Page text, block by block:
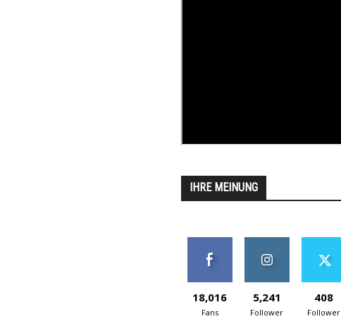
IHRE MEINUNG
18,016
Fans
5,241
Follower
408
Follower